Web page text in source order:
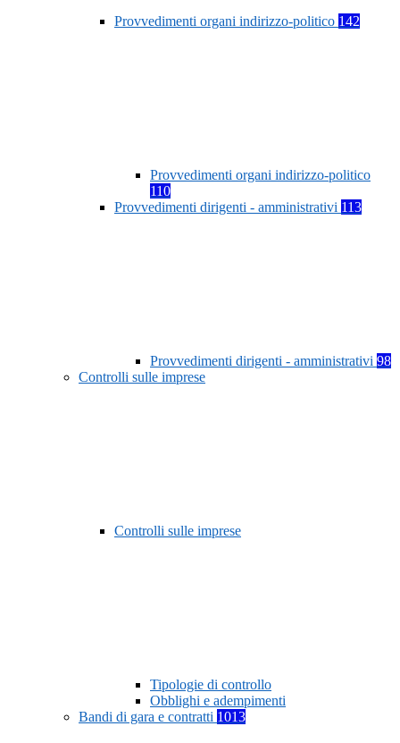
Provvedimenti organi indirizzo-politico 142
Provvedimenti organi indirizzo-politico
110
Provvedimenti dirigenti - amministrativi 113
Provvedimenti dirigenti - amministrativi 98
Controlli sulle imprese
Controlli sulle imprese
Tipologie di controllo
Obblighi e adempimenti
Bandi di gara e contratti 1013